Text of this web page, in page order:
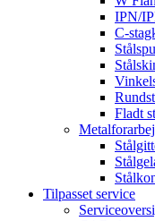
IPN/
C-
Fladt
Tilpasset service